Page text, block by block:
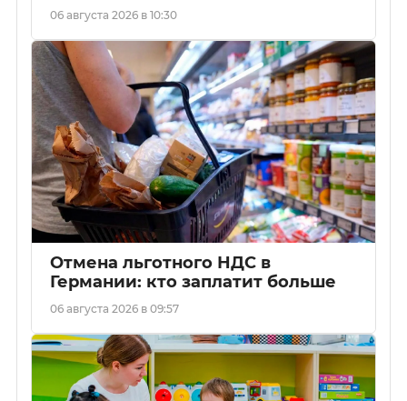
06 августа 2026 в 10:30
Отмена льготного НДС в
Германии: кто заплатит больше
06 августа 2026 в 09:57